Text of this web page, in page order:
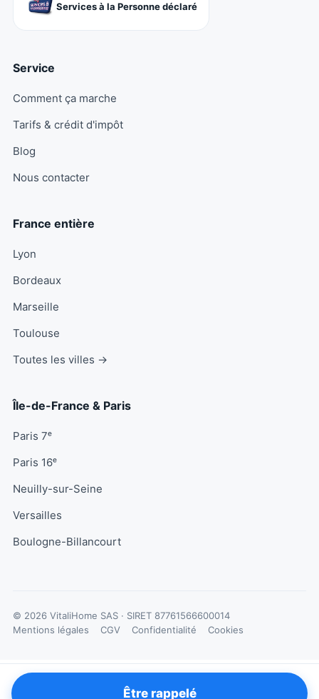
Services à la Personne déclaré
Service
Comment ça marche
Tarifs & crédit d'impôt
Blog
Nous contacter
France entière
Lyon
Bordeaux
Marseille
Toulouse
Toutes les villes →
Île-de-France & Paris
Paris 7ᵉ
Paris 16ᵉ
Neuilly-sur-Seine
Versailles
Boulogne-Billancourt
© 2026 VitaliHome SAS · SIRET 87761566600014
Mentions légales
CGV Confidentialité Cookies
Être rappelé